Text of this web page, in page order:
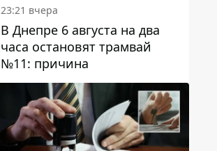
23:21 вчера
В Днепре 6 августа на два
часа остановят трамвай
№11: причина